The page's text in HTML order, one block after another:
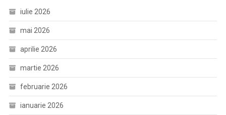
iulie 2026
mai 2026
aprilie 2026
martie 2026
februarie 2026
ianuarie 2026